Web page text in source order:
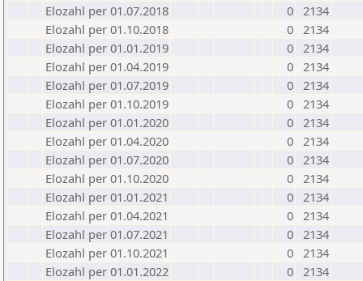
Elozahl per 01.07.2018
0 2134
Elozahl per 01.10.2018
0 2134
Elozahl per 01.01.2019
0 2134
Elozahl per 01.04.2019
0 2134
Elozahl per 01.07.2019
0 2134
Elozahl per 01.10.2019
0 2134
Elozahl per 01.01.2020
0 2134
Elozahl per 01.04.2020
0 2134
Elozahl per 01.07.2020
0 2134
Elozahl per 01.10.2020
0 2134
Elozahl per 01.01.2021
0 2134
Elozahl per 01.04.2021
0 2134
Elozahl per 01.07.2021
0 2134
Elozahl per 01.10.2021
0 2134
Elozahl per 01.01.2022
0 2134